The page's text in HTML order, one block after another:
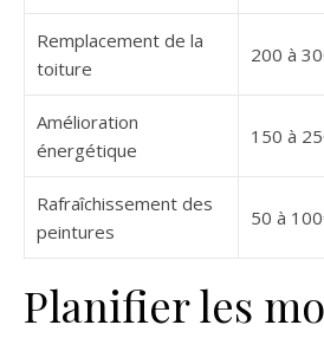
Remplacement de la
toiture
200 à
Amélioration
énergétique
150 à
Rafraîchissement des
peintures
50 à
Planifier les